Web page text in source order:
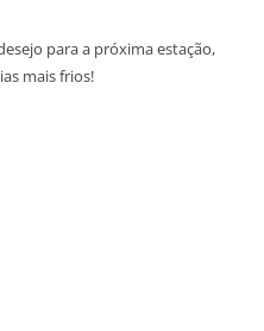
para a próxima estação,
mais frios!